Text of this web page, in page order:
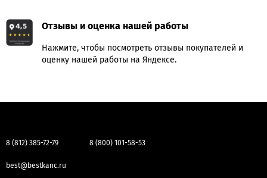
Отзывы и оценка нашей работы
Нажмите, чтобы посмотреть отзывы покупателей и
оценку нашей работы на Яндексе.
8 (812) 385-72-79 8 (800) 101-58-53
best@bestkanc.ru